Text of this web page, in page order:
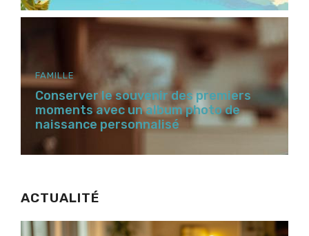
FAMILLE
Conserver le souvenir des premiers
moments avec un album photo de
naissance personnalisé
ACTUALITÉ